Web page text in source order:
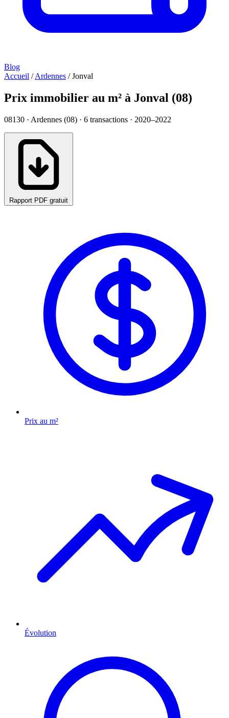
Blog
Accueil / Ardennes / Jonval
Prix immobilier au m² à Jonval (08)
08130 · Ardennes (08) · 6 transactions · 2020–2022
Rapport PDF gratuit
Prix au m²
Évolution